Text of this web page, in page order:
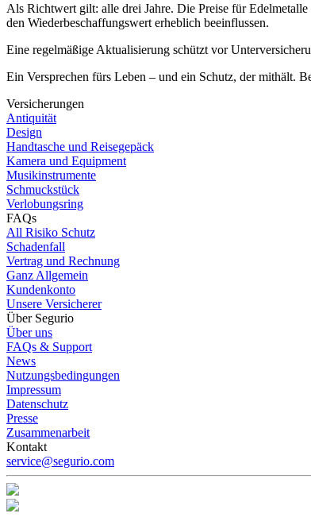
Als Richtwert gilt: alle drei Jahre. Die Preise für
den Wiederbeschaffungswert erheblich beeinflussen.
Eine regelmäßige Aktualisierung schützt vor
Ein Versprechen fürs Leben – und ein Schutz, der mithält.
Versicherungen
Antiquität
Design
Handtasche und Reisegepäck
Kamera und Equipment
Musikinstrumente
Schmuckstück
Verlobungsring
FAQs
All Risiko Schutz
Schadenfall
Vertrag und Rechnung
Ganz Allgemein
Kundenkonto
Unsere Versicherer
Über Segurio
Über uns
FAQs & Support
News
Nutzungsbedingungen
Impressum
Datenschutz
Presse
Zusammenarbeit
Kontakt
service@segurio.com